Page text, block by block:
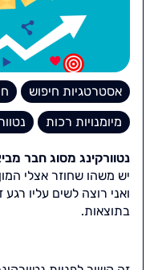
אסטרטגיות חיפוש
מיומנויות רכות
נטוורקינג מסוג חבר
יש משהו שחוזר אצלי
ואני רוצה לשים עליו
בתוצאות.